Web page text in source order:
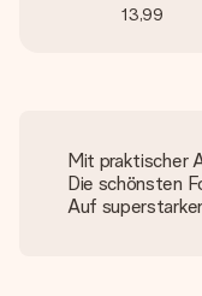
13,99
Mit praktischer
Die schönsten
Auf